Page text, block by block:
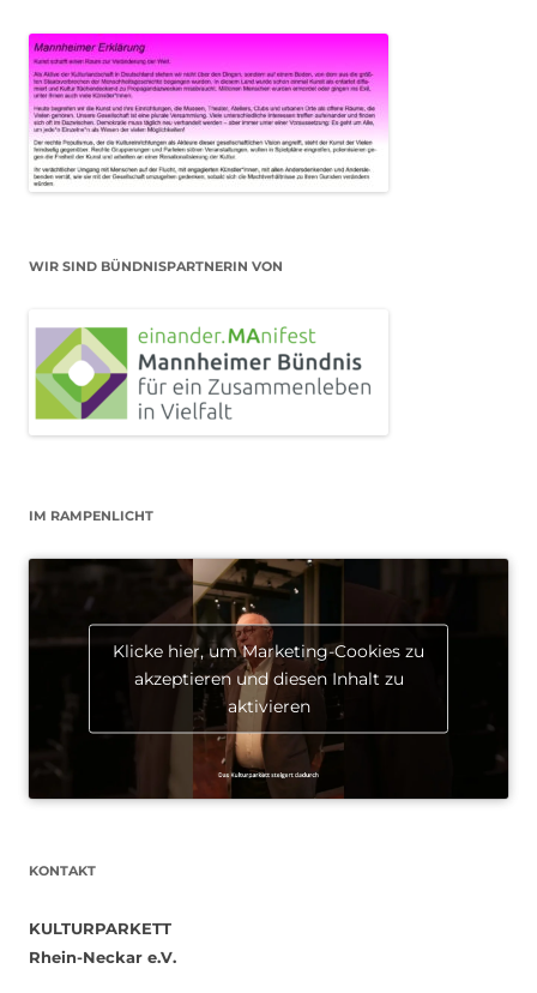
WIR SIND BÜNDNISPARTNERIN VON
IM RAMPENLICHT
Klicke hier, um Marketing-Cookies zu
akzeptieren und diesen Inhalt zu
aktivieren
KONTAKT
KULTURPARKETT
Rhein-Neckar e.V.